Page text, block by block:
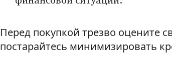
Перед покупкой трезво оцените
постарайтесь минимизировать